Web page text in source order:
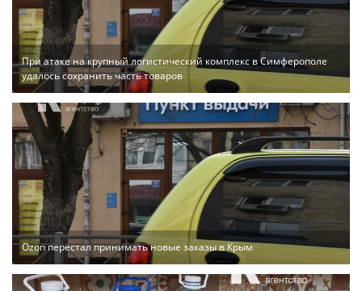
При атаке на крупный логистический комплекс в Симферополе
удалось сохранить часть товаров
Ozon перестал принимать новые заказы в Крым